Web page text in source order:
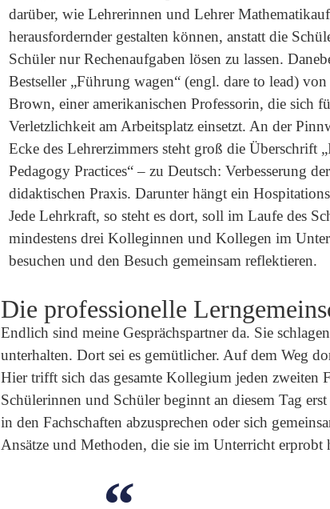
darüber, wie Lehrerinnen und Lehrer
herausfordernder gestalten können, anstatt die
Schüler nur Rechenaufgaben lösen zu lassen.
Bestseller „Führung wagen“ (engl. dare to lead)
Brown, einer amerikanischen Professorin, die sich
Verletzlichkeit am Arbeitsplatz einsetzt. An der
Ecke des Lehrerzimmers steht groß die Überschrift „
Pedagogy Practices“ – zu Deutsch: Verbesserung der
didaktischen Praxis. Darunter hängt ein
Jede Lehrkraft, so steht es dort, soll im Laufe des
mindestens drei Kolleginnen und Kollegen im
besuchen und den Besuch gemeinsam reflektieren.
Die professionelle
Endlich sind meine Gesprächspartner da. Sie
unterhalten. Dort sei es gemütlicher. Auf dem Weg
Hier trifft sich das gesamte Kollegium jeden
Schülerinnen und Schüler beginnt an diesem Tag
in den Fachschaften abzusprechen oder sich
Ansätze und Methoden, die sie im Unterricht